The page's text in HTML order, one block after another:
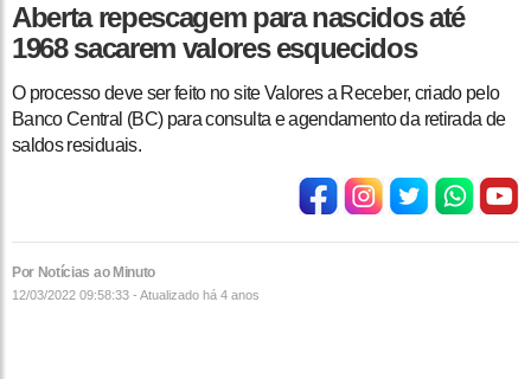
Aberta repescagem para nascidos até
1968 sacarem valores esquecidos
O processo deve ser feito no site Valores a Receber, criado pelo
Banco Central (BC) para consulta e agendamento da retirada de
saldos residuais.
Por Notícias ao Minuto
12/03/2022 09:58:33 - Atualizado há 4 anos